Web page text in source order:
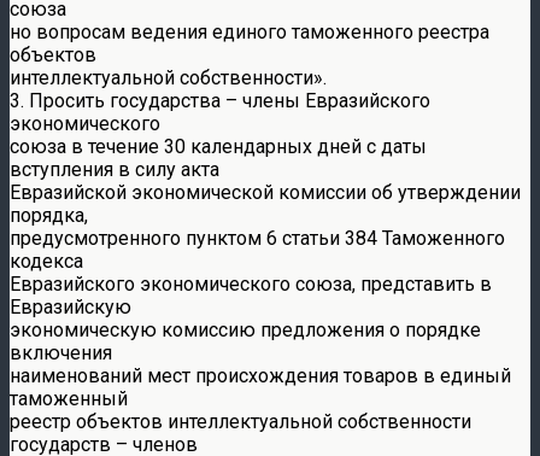
союза
но вопросам ведения единого таможенного реестра
объектов
интеллектуальной собственности».
3. Просить государства – члены Евразийского
экономического
союза в течение 30 календарных дней с даты
вступления в силу акта
Евразийской экономической комиссии об утверждении
порядка,
предусмотренного пунктом 6 статьи 384 Таможенного
кодекса
Евразийского экономического союза, представить в
Евразийскую
экономическую комиссию предложения о порядке
включения
наименований мест происхождения товаров в единый
таможенный
реестр объектов интеллектуальной собственности
государств – членов